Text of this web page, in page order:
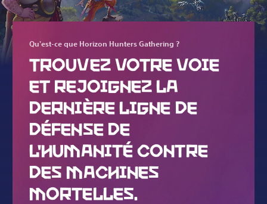
Qu'est-ce que Horizon Hunters Gathering ?
TROUVEZ VOTRE VOIE
ET REJOIGNEZ LA
DERNIÈRE LIGNE DE
DÉFENSE DE
L'HUMANITÉ CONTRE
DES MACHINES
MORTELLES.